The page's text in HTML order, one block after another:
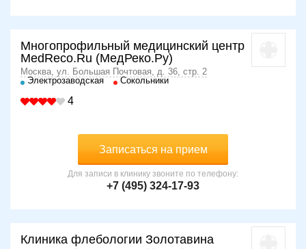
Многопрофильный медицинский центр
MedReco.Ru (МедРеко.Ру)
Москва, ул. Большая Почтовая, д. 36, стр. 2
Электрозаводская
Сокольники
4
Записаться на прием
Для записи в клинику звоните по телефону:
+7 (495) 324-17-93
Клиника флебологии Золотавина